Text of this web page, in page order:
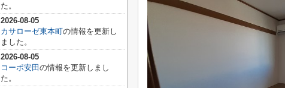
た。
2026-08-05
カサローゼ東本町の情報を更新し
ました。
2026-08-05
コーポ安田 の情報を更新しまし
た。